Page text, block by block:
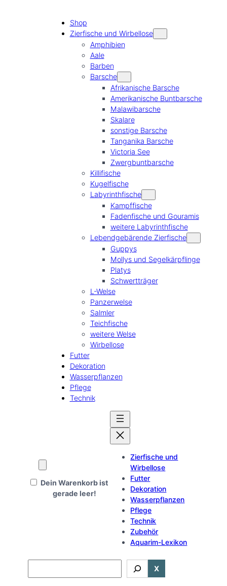
Shop
Zierfische und Wirbellose
Amphibien
Aale
Barben
Barsche
Afrikanische Barsche
Amerikanische Buntbarsche
Malawibarsche
Skalare
sonstige Barsche
Tanganika Barsche
Victoria See
Zwergbuntbarsche
Killifische
Kugelfische
Labyrinthfische
Kampffische
Fadenfische und Gouramis
weitere Labyrinthfische
Lebendgebärende Zierfische
Guppys
Mollys und Segelkärpflinge
Platys
Schwertträger
L-Welse
Panzerwelse
Salmler
Teichfische
weitere Welse
Wirbellose
Futter
Dekoration
Wasserpflanzen
Pflege
Technik
Dein Warenkorb ist
gerade leer!
Zierfische und
Wirbellose
Futter
Dekoration
Wasserpflanzen
Pflege
Technik
Zubehör
Aquarim-Lexikon
X